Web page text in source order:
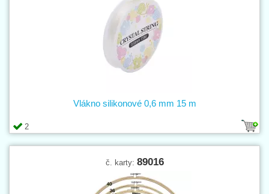
2
Vlákno silikonové 0,6 mm 15 m
č. karty: 89016